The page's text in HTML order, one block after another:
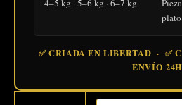
plato
✅ CRIADA EN LIBERTAD · ✅
ENVÍO 24H